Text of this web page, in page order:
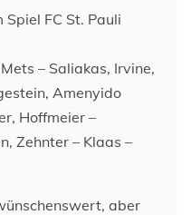
FC St. Pauli
– Saliakas, Irvine,
Amenyido
Hoffmeier –
Zehnter – Klaas –
aber